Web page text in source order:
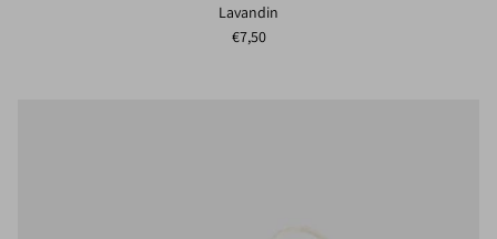
Lavandin
Normaler Preis
€7,50